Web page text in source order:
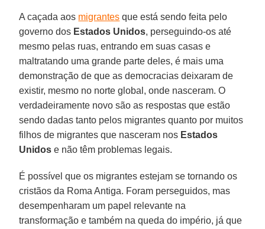
A caçada aos migrantes que está sendo feita pelo
governo dos Estados Unidos, perseguindo-os até
mesmo pelas ruas, entrando em suas casas e
maltratando uma grande parte deles, é mais uma
demonstração de que as democracias deixaram de
existir, mesmo no norte global, onde nasceram. O
verdadeiramente novo são as respostas que estão
sendo dadas tanto pelos migrantes quanto por muitos
filhos de migrantes que nasceram nos Estados
Unidos e não têm problemas legais.
É possível que os migrantes estejam se tornando os
cristãos da Roma Antiga. Foram perseguidos, mas
desempenharam um papel relevante na
transformação e também na queda do império, já que